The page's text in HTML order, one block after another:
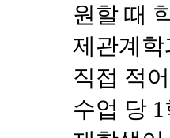
원할 때
제관계
직접 적
수업 당 1